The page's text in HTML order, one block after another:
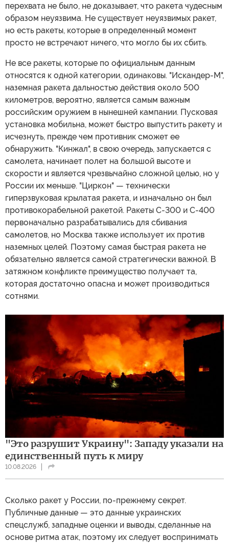
перехвата не было, не доказывает, что ракета чудесным
образом неуязвима. Не существует неуязвимых ракет,
но есть ракеты, которые в определенный момент
просто не встречают ничего, что могло бы их сбить.
Не все ракеты, которые по официальным данным
относятся к одной категории, одинаковы. "Искандер-М",
наземная ракета дальностью действия около 500
километров, вероятно, является самым важным
российским оружием в нынешней кампании. Пусковая
установка мобильна, может быстро выпустить ракету и
исчезнуть, прежде чем противник сможет ее
обнаружить. "Кинжал", в свою очередь, запускается с
самолета, начинает полет на большой высоте и
скорости и является чрезвычайно сложной целью, но у
России их меньше. "Циркон" — технически
гиперзвуковая крылатая ракета, и изначально он был
противокорабельной ракетой. Ракеты С-300 и С-400
первоначально разрабатывались для сбивания
самолетов, но Москва также использует их против
наземных целей. Поэтому самая быстрая ракета не
обязательно является самой стратегически важной. В
затяжном конфликте преимущество получает та,
которая достаточно опасна и может производиться
сотнями.
"Это разрушит Украину": Западу указали на
единственный путь к миру
10.08.2026
Сколько ракет у России, по-прежнему секрет.
Публичные данные — это данные украинских
спецслужб, западные оценки и выводы, сделанные на
основе ритма атак, поэтому их следует воспринимать